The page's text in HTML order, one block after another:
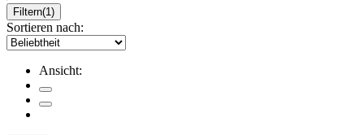
Filtern(1)
Sortieren nach:
Ansicht: